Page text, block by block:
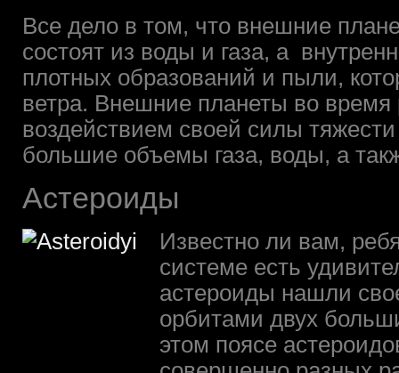
Все дело в том, что внешние
состоят из воды и газа, а
плотных образований и пыли,
ветра. Внешние планеты во время
воздействием своей силы
большие объемы газа, воды, а
Астероиды
Известно ли вам,
системе есть
астероиды нашли
орбитами двух
этом поясе